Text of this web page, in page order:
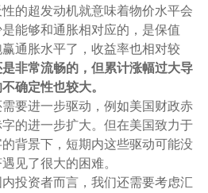
的超发动机就意味着物价水平会
能够和通胀相对应的，是保值
通胀水平了，收益率也相对较
非常流畅的，但累计涨幅过大导
确定性也较大。
要进一步驱动，例如美国财政赤
的进一步扩大。但在美国致力于
背景下，短期内这些驱动可能没
见了很大的困难。
投资者而言，我们还需要考虑汇